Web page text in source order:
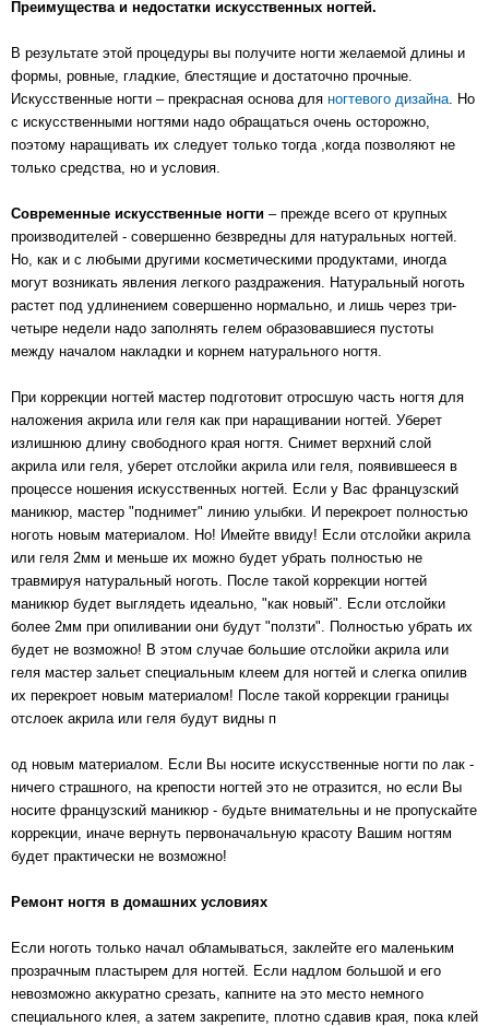
Преимущества и недостатки искусственных ногтей.
В результате этой процедуры вы получите ногти желаемой длины и
формы, ровные, гладкие, блестящие и достаточно прочные.
Искусственные ногти – прекрасная основа для ногтевого дизайна. Но
с искусственными ногтями надо обращаться очень осторожно,
поэтому наращивать их следует только тогда ,когда позволяют не
только средства, но и условия.
Современные искусственные ногти – прежде всего от крупных
производителей - совершенно безвредны для натуральных ногтей.
Но, как и с любыми другими косметическими продуктами, иногда
могут возникать явления легкого раздражения. Натуральный ноготь
растет под удлинением совершенно нормально, и лишь через три-
четыре недели надо заполнять гелем образовавшиеся пустоты
между началом накладки и корнем натурального ногтя.
При коррекции ногтей мастер подготовит отросшую часть ногтя для
наложения акрила или геля как при наращивании ногтей. Уберет
излишнюю длину свободного края ногтя. Снимет верхний слой
акрила или геля, уберет отслойки акрила или геля, появившееся в
процессе ношения искусственных ногтей. Если у Вас французский
маникюр, мастер "поднимет" линию улыбки. И перекроет полностью
ноготь новым материалом. Но! Имейте ввиду! Если отслойки акрила
или геля 2мм и меньше их можно будет убрать полностью не
травмируя натуральный ноготь. После такой коррекции ногтей
маникюр будет выглядеть идеально, "как новый". Если отслойки
более 2мм при опиливании они будут "ползти". Полностью убрать их
будет не возможно! В этом случае большие отслойки акрила или
геля мастер зальет специальным клеем для ногтей и слегка опилив
их перекроет новым материалом! После такой коррекции границы
отслоек акрила или геля будут видны п
од новым материалом. Если Вы носите искусственные ногти по лак -
ничего страшного, на крепости ногтей это не отразится, но если Вы
носите французский маникюр - будьте внимательны и не пропускайте
коррекции, иначе вернуть первоначальную красоту Вашим ногтям
будет практически не возможно!
Ремонт ногтя в домашних условиях
Если ноготь только начал обламываться, заклейте его маленьким
прозрачным пластырем для ногтей. Если надлом большой и его
невозможно аккуратно срезать, капните на это место немного
специального клея, а затем закрепите, плотно сдавив края, пока клей